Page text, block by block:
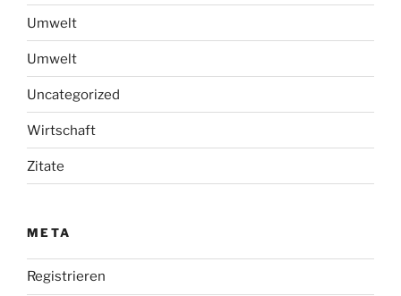
Umwelt
Umwelt
Uncategorized
Wirtschaft
Zitate
META
Registrieren